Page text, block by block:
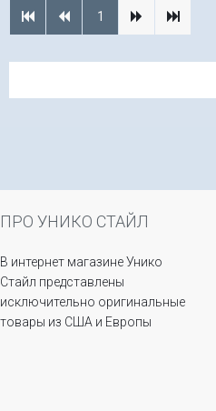
1
ПРО УНИКО СТАЙЛ
В интернет магазине Унико
Стайл представлены
исключительно оригинальные
товары из США и Европы